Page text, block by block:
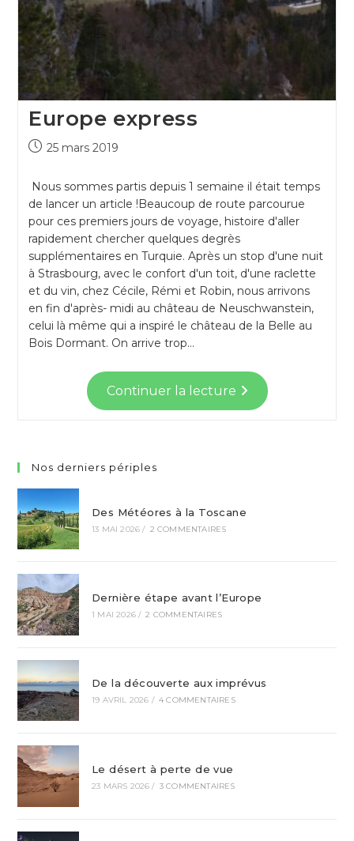
Europe express
25 mars 2019
Nous sommes partis depuis 1 semaine il était temps
de lancer un article !Beaucoup de route parcourue
pour ces premiers jours de voyage, histoire d'aller
rapidement chercher quelques degrès
supplémentaires en Turquie. Après un stop d'une nuit
à Strasbourg, avec le confort d'un toit, d'une raclette
et du vin, chez Cécile, Rémi et Robin, nous arrivons
en fin d'après- midi au château de Neuschwanstein,
celui là même qui a inspiré le château de la Belle au
Bois Dormant. On arrive trop…
Continuer la lecture
Nos derniers périples
Des Météores à la Toscane
13 MAI 2026 / 2 COMMENTAIRES
Dernière étape avant l’Europe
1 MAI 2026 / 2 COMMENTAIRES
De la découverte aux imprévus
19 AVRIL 2026 / 4 COMMENTAIRES
Le désert à perte de vue
23 MARS 2026 / 3 COMMENTAIRES